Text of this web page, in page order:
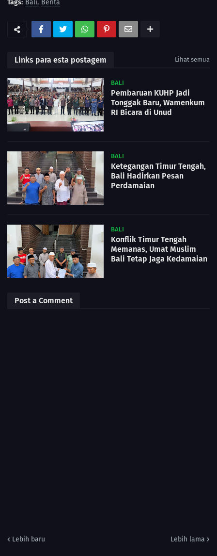
Tags: Bali Berita
Links para esta postagem Lihat semua
BALI
Pembaruan KUHP Jadi
Tonggak Baru, Wamenkum
RI Bicara di Unud
BALI
Ketegangan Timur Tengah,
Bali Hadirkan Pesan
Perdamaian
BALI
Konflik Timur Tengah
Memanas, Umat Muslim
Bali Tetap Jaga Kedamaian
Post a Comment
Lebih baru Lebih lama